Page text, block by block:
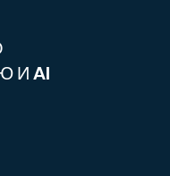
И AI